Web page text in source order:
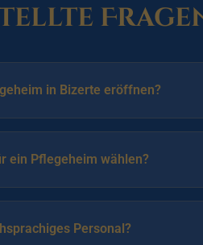
in Bizerte eröffnen?
ein Pflegeheim wählen?
Personal?